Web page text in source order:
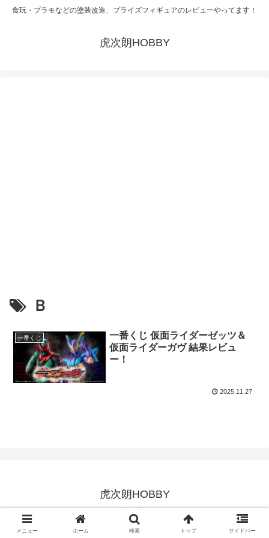
食玩・プラモなどの塗装改造、プライズフィギュアのレビューやってます！
虎次朗HOBBY
Ｂ
一番くじ
一番くじ 仮面ライダーゼッツ＆
仮面ライダーガヴ 結果レビュ
ー！
2025.11.27
虎次朗HOBBY
メニュー ホーム 検索 トップ サイドバー